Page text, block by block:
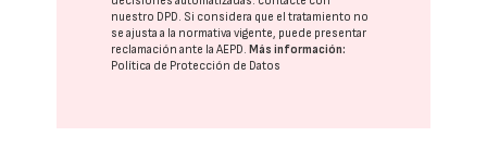
nuestro DPD. Si considera que el tratamiento no
se ajusta a la normativa vigente, puede presentar
reclamación ante laAEPD. Más información:
Política de Protección de Datos